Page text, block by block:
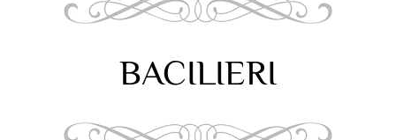
BACILIERI